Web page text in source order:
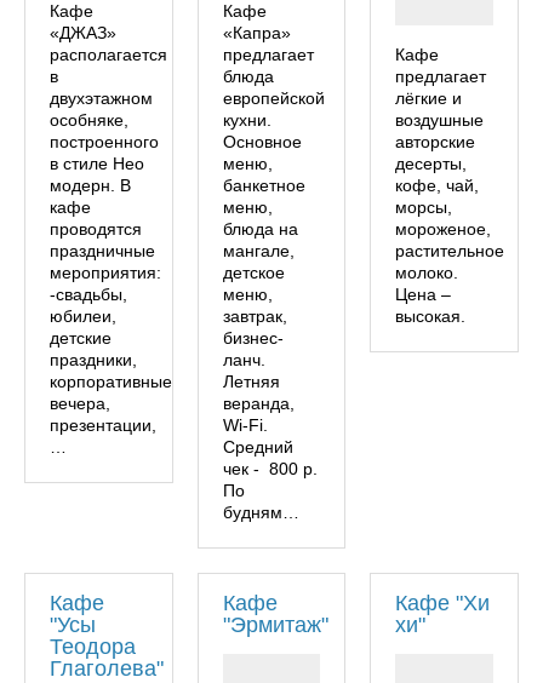
Кафе
«ДЖАЗ»
располагается
в
двухэтажном
особняке,
построенного
в стиле Нео
модерн. В
кафе
проводятся
праздничные
мероприятия:
-свадьбы,
юбилеи,
детские
праздники,
корпоративные
вечера,
презентации,
Кафе
«Капра»
предлагает
блюда
европейской
кухни.
Основное
меню,
банкетное
меню,
блюда на
мангале,
детское
меню,
завтрак,
бизнес-
ланч.
Летняя
веранда,
Wi-Fi.
Средний
чек - 800 р.
По
будням…
Кафе
предлагает
лёгкие и
воздушные
авторские
десерты,
кофе, чай,
морсы,
мороженое,
растительное
молоко.
Цена –
высокая.
Кафе
"Усы
Теодора
Глаголева"
Кафе
"Эрмитаж"
Кафе "Хи
хи"